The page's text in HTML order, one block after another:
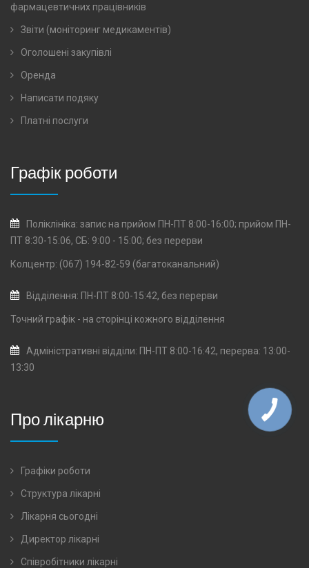
фармацевтичних працівників
Звіти (моніторинг медикаментів)
Оголошені закупівлі
Оренда
Написати подяку
Платні послуги
Графік роботи
Поліклініка: запис на прийом ПН-ПТ 8:00-16:00; прийом ПН-
ПТ 8:30-15:06, СБ: 9:00 - 15:00; без перерви
Колцентр: (067) 194-82-59 (багатоканальний)
Відділення: ПН-ПТ 8:00-15:42, без перерви
Точний графік - на сторінці кожного відділення
Адміністративні відділи: ПН-ПТ 8:00-16:42, перерва: 13:00-
13:30
Про лікарню
Графіки роботи
Структура лікарні
Лікарня сьогодні
Директор лікарні
Співробітники лікарні